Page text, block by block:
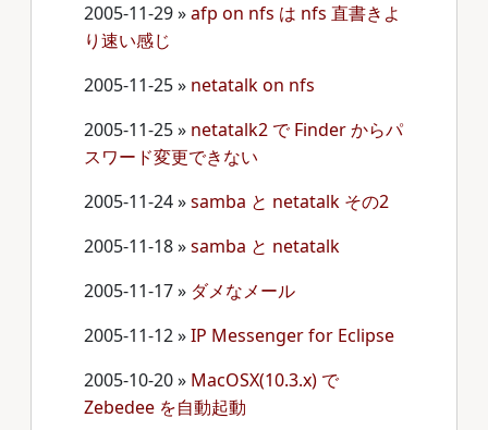
2005-11-29»afp on nfs は nfs 直書きよ
り速い感じ
2005-11-25» netatalk on nfs
2005-11-25» netatalk2 で Finder からパ
スワード変更できない
2005-11-24»samba と netatalk その2
2005-11-18»samba と netatalk
2005-11-17» ダメなメール
2005-11-12»IP Messenger for Eclipse
2005-10-20» MacOSX(10.3.x) で
Zebedee を自動起動